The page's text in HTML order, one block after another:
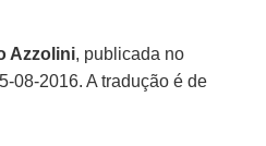
Azzolini, publicada no
08-2016. A tradução é de